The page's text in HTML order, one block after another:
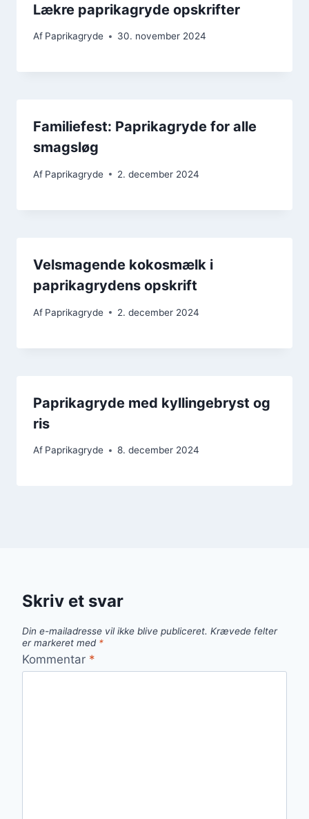
Lækre paprikagryde opskrifter
Af Paprikagryde 30. november 2024
Familiefest: Paprikagryde for alle
smagsløg
Af Paprikagryde 2. december 2024
Velsmagende kokosmælk i
paprikagrydens opskrift
Af Paprikagryde 2. december 2024
Paprikagryde med kyllingebryst og
ris
Af Paprikagryde 8. december 2024
Skriv et svar
Din e-mailadresse vil ikke blive publiceret. Krævede felter
er markeret med *
Kommentar *